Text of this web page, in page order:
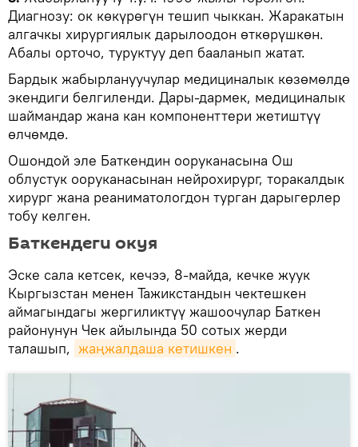
Диагнозу: ок көкүрөгүн тешип чыккан. Жаракатын
алгачкы хирургиялык дарылоодон өткөрүшкөн.
Абалы орточо, туруктуу деп бааланып жатат.
Бардык жабырлануучулар медициналык көзөмөлдө
экендиги белгиленди. Дары-дармек, медициналык
шаймандар жана кан компоненттери жетиштүү
өлчөмдө.
Ошондой эле Баткендин ооруканасына Ош
облустук ооруканасынан нейрохирург, торакалдык
хирург жана реаниматологдон турган дарыгерлер
тобу келген.
Баткендеги окуя
Эске сала кетсек, кечээ, 8-майда, кечке жуук
Кыргызстан менен Тажикстандын чектешкен
аймагындагы жергиликтүү жашоочулар Баткен
районунун Чек айылында 50 сотых жерди
талашып, жаңжалдаша кетишкен .